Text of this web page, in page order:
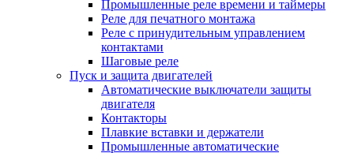
Промышленные реле времени и таймеры
Реле для печатного монтажа
Реле с принудительным управлением
контактами
Шаговые реле
Пуск и защита двигателей
Автоматические выключатели защиты
двигателя
Контакторы
Плавкие вставки и держатели
Промышленные автоматические